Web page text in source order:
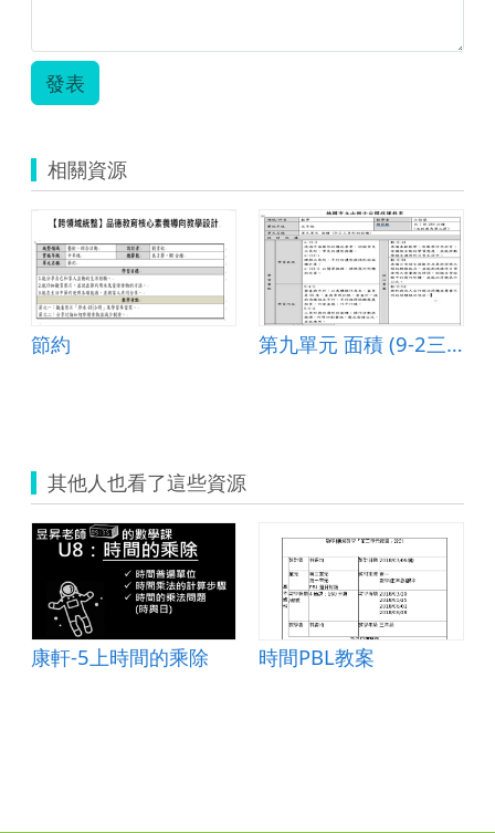
發表
相關資源
節約 第九單元 面積 (9-2三角形的面積)
其他人也看了這些資源
康軒-5上時間的乘除 時間PBL教案